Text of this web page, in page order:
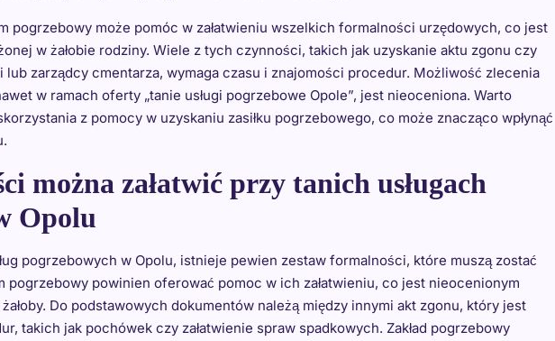
pogrzebowy może pomóc w załatwieniu wszelkich formalności urzędowych, co jest
w żałobie rodziny. Wiele z tych czynności, takich jak uzyskanie aktu zgonu czy
lub zarządcy cmentarza, wymaga czasu i znajomości procedur. Możliwość zlecenia
w ramach oferty „tanie usługi pogrzebowe Opole”, jest nieoceniona. Warto
z pomocy w uzyskaniu zasiłku pogrzebowego, co może znacząco wpłynąć
można załatwić przy tanich usługach
Opolu
pogrzebowych w Opolu, istnieje pewien zestaw formalności, które muszą zostać
pogrzebowy powinien oferować pomoc w ich załatwieniu, co jest nieocenionym
Do podstawowych dokumentów należą między innymi akt zgonu, który jest
takich jak pochówek czy załatwienie spraw spadkowych. Zakład pogrzebowy